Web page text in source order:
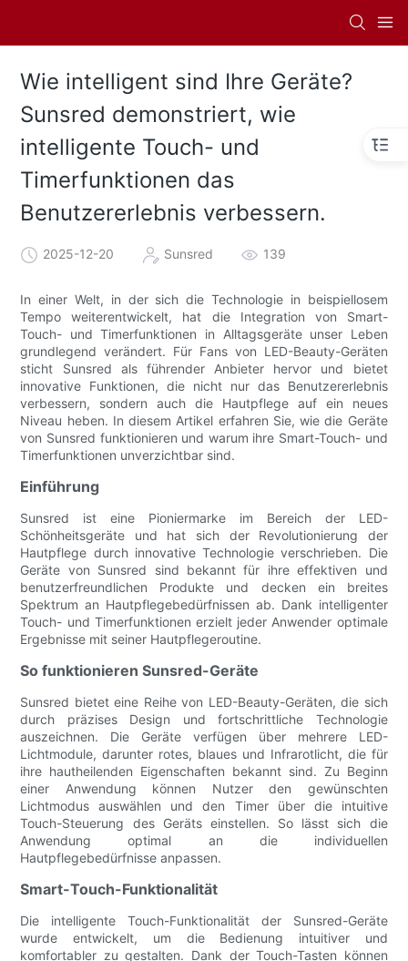
Wie intelligent sind Ihre Geräte?
Sunsred demonstriert, wie
intelligente Touch- und
Timerfunktionen das
Benutzererlebnis verbessern.
2025-12-20 Sunsred 139
In einer Welt, in der sich die Technologie in beispiellosem
Tempo weiterentwickelt, hat die Integration von Smart-
Touch- und Timerfunktionen in Alltagsgeräte unser Leben
grundlegend verändert. Für Fans von LED-Beauty-Geräten
sticht Sunsred als führender Anbieter hervor und bietet
innovative Funktionen, die nicht nur das Benutzererlebnis
verbessern, sondern auch die Hautpflege auf ein neues
Niveau heben. In diesem Artikel erfahren Sie, wie die Geräte
von Sunsred funktionieren und warum ihre Smart-Touch- und
Timerfunktionen unverzichtbar sind.
Einführung
Sunsred ist eine Pioniermarke im Bereich der LED-
Schönheitsgeräte und hat sich der Revolutionierung der
Hautpflege durch innovative Technologie verschrieben. Die
Geräte von Sunsred sind bekannt für ihre effektiven und
benutzerfreundlichen Produkte und decken ein breites
Spektrum an Hautpflegebedürfnissen ab. Dank intelligenter
Touch- und Timerfunktionen erzielt jeder Anwender optimale
Ergebnisse mit seiner Hautpflegeroutine.
So funktionieren Sunsred-Geräte
Sunsred bietet eine Reihe von LED-Beauty-Geräten, die sich
durch präzises Design und fortschrittliche Technologie
auszeichnen. Die Geräte verfügen über mehrere LED-
Lichtmodule, darunter rotes, blaues und Infrarotlicht, die für
ihre hautheilenden Eigenschaften bekannt sind. Zu Beginn
einer Anwendung können Nutzer den gewünschten
Lichtmodus auswählen und den Timer über die intuitive
Touch-Steuerung des Geräts einstellen. So lässt sich die
Anwendung optimal an die individuellen
Hautpflegebedürfnisse anpassen.
Smart-Touch-Funktionalität
Die intelligente Touch-Funktionalität der Sunsred-Geräte
wurde entwickelt, um die Bedienung intuitiver und
komfortabler zu gestalten. Dank der Touch-Tasten können